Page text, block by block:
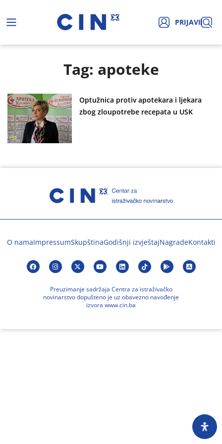
PRIJAVI
Tag: apoteke
Optužnica protiv apotekara i ljekara
zbog zloupotrebe recepata u USK
O namaImpressumSkupštinaGodišnji izvještajNagradeKontakti
Preuzimanje sadržaja Centra za istraživačko
novinarstvo dopušteno je uz obavezno navođenje
izvora www.cin.ba